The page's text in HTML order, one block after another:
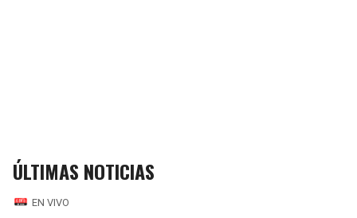
ÚLTIMAS NOTICIAS
EN VIVO